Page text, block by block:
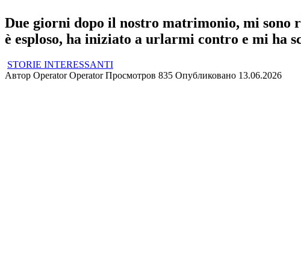
Due giorni dopo il nostro matrimonio, mi
è esploso, ha iniziato a urlarmi contro e mi ha
STORIE INTERESSANTI
Автор Operator Operator Просмотров 835 Опубликовано 13.06.2026